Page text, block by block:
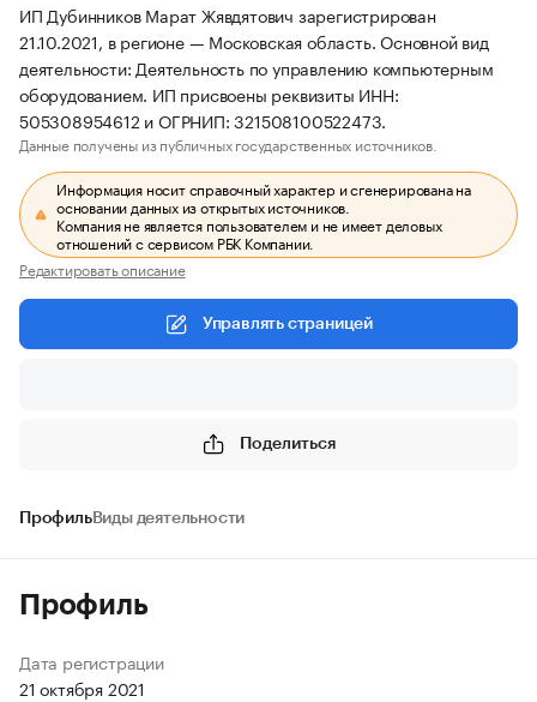
ИП Дубинников Марат Жявдятович зарегистрирован
21.10.2021, в регионе — Московская область. Основной вид
деятельности: Деятельность по управлению компьютерным
оборудованием. ИП присвоены реквизиты ИНН:
505308954612 и ОГРНИП: 321508100522473.
Данные получены из публичных государственных источников.
Информация носит справочный характер и сгенерирована на
основании данных из открытых источников.
Компания не является пользователем и не имеет деловых
отношений с сервисом РБК Компании.
Редактировать описание
Управлять страницей
Поделиться
ПрофильВиды деятельности
Профиль
Дата регистрации
21 октября 2021